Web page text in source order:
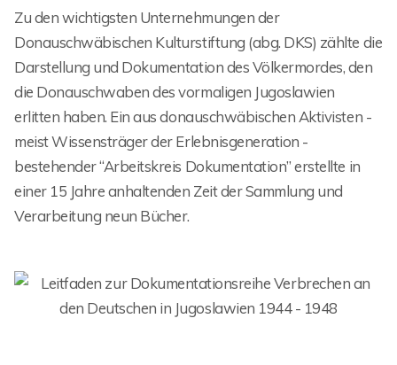
Zu den wichtigsten Unternehmungen der
Donauschwäbischen Kulturstiftung (abg. DKS) zählte die
Darstellung und Dokumentation des Völkermordes, den
die Donauschwaben des vormaligen Jugoslawien
erlitten haben. Ein aus donauschwäbischen Aktivisten -
meist Wissensträger der Erlebnisgeneration -
bestehender “Arbeitskreis Dokumentation” erstellte in
einer 15 Jahre anhaltenden Zeit der Sammlung und
Verarbeitung neun Bücher.